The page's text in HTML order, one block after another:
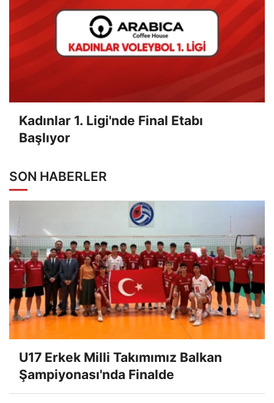
Kadınlar 1. Ligi'nde Final Etabı
Başlıyor
SON HABERLER
U17 Erkek Milli Takımımız Balkan
Şampiyonası'nda Finalde